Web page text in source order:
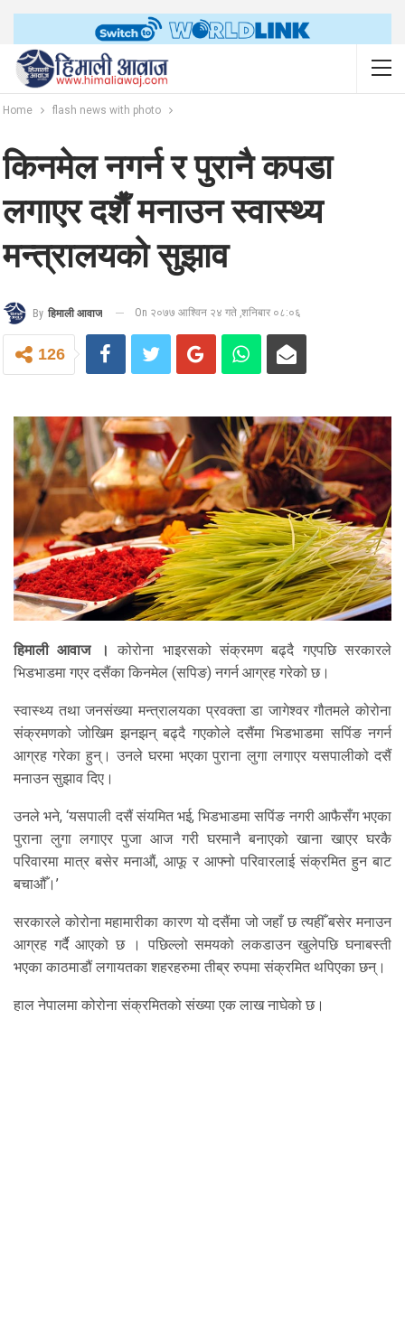
Home flash news with photo
किनमेल नगर्न र पुरानै कपडा
लगाएर दशैँ मनाउन स्वास्थ्य
मन्त्रालयको सुझाव
By हिमाली आवाज On २०७७ आश्विन २४ गते ,शनिबार ०८:०६
126
हिमाली आवाज ।
कोरोना भाइरसको संक्रमण बढ्दै गएपछि सरकारले
भिडभाडमा गएर दसैंका किनमेल (सपिङ) नगर्न आग्रह गरेको छ।
स्वास्थ्य तथा जनसंख्या मन्त्रालयका प्रवक्ता डा जागेश्वर गौतमले कोरोना
संक्रमणको जोखिम झनझन् बढ्दै गएकोले दसैंमा भिडभाडमा सपिंङ नगर्न
आग्रह गरेका हुन्। उनले घरमा भएका पुराना लुगा लगाएर यसपालीको दसैं
मनाउन सुझाव दिए।
उनले भने, ‘यसपाली दसैं संयमित भई, भिडभाडमा सपिंङ नगरी आफैसँग भएका
पुराना लुगा लगाएर पुजा आज गरी घरमानै बनाएको खाना खाएर घरकै
परिवारमा मात्र बसेर मनाऔं, आफू र आफ्नो परिवारलाई संक्रमित हुन बाट
बचाऔँ।’
सरकारले कोरोना महामारीका कारण यो दसैंमा जो जहाँ छ त्यहीँ बसेर मनाउन
आग्रह गर्दै आएको छ । पछिल्लो समयको लकडाउन खुलेपछि घनाबस्ती
भएका काठमाडौं लगायतका शहरहरुमा तीब्र रुपमा संक्रमित थपिएका छन्।
हाल नेपालमा कोरोना संक्रमितको संख्या एक लाख नाघेको छ।